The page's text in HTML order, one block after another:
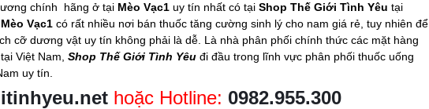
chính
hãng ở tại Mèo Vạc1 uy tín nhất có tạiShop Thế Giới Tình Yêu tại
Mèo Vạc1 có rất nhiều nơi bánthuốc tăng cường sinh lý cho nam giá rẻ, tuy nhiên để
cỡ dương vật uy tín không phải là dễ. Là nhà phân phối chính thức các mặt hàng
Việt Nam,Shop Thế Giới Tình Yêu đi đầu trong lĩnh vực phân phối thuốc uống
uy tín.
hoặc Hotline: 0982.955.300